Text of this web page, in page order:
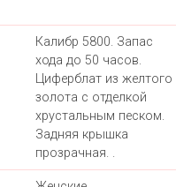
Калибр 5800. Запас
хода до 50 часов.
Циферблат из желтого
золота с отделкой
хрустальным песком.
Задняя крышка
прозрачная. .